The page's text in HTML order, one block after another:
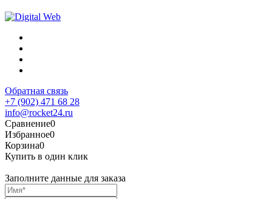
Обратная связь
+7 (902) 471 68 28
info@rocket24.ru
Сравнение0
Избранное0
Корзина0
Купить в один клик
Заполните данные для заказа